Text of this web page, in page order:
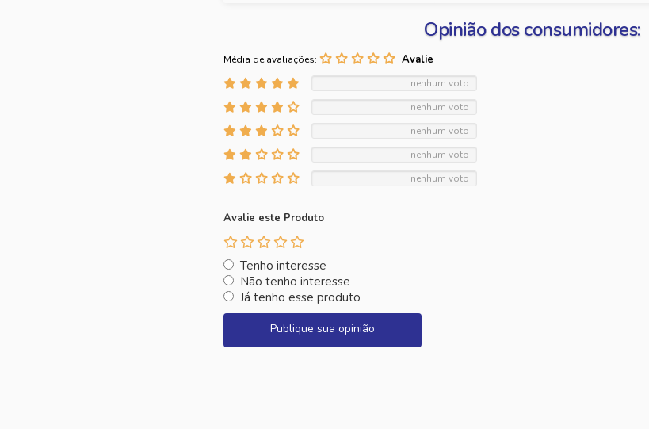
Opinião dos consumidores:
Média de avaliações:
nenhum voto
nenhum voto
nenhum voto
nenhum voto
nenhum voto
Avalie este Produto
Tenho interesse
Não tenho interesse
Já tenho esse produto
Publique sua opinião